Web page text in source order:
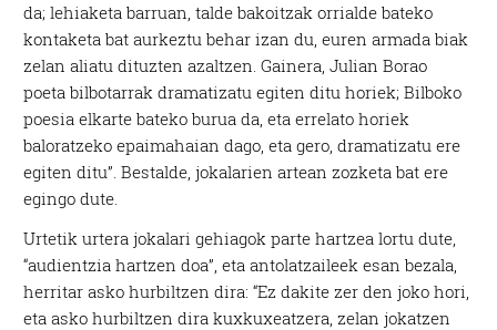
da; lehiaketa barruan, talde bakoitzak orrialde bateko
kontaketa bat aurkeztu behar izan du, euren armada biak
zelan aliatu dituzten azaltzen. Gainera, Julian Borao
poeta bilbotarrak dramatizatu egiten ditu horiek; Bilboko
poesia elkarte bateko burua da, eta errelato horiek
baloratzeko epaimahaian dago, eta gero, dramatizatu ere
egiten ditu”. Bestalde, jokalarien artean zozketa bat ere
egingo dute.
Urtetik urtera jokalari gehiagok parte hartzea lortu dute,
“audientzia hartzen doa”, eta antolatzaileek esan bezala,
herritar asko hurbiltzen dira: “Ez dakite zer den joko hori,
eta asko hurbiltzen dira kuxkuxeatzera, zelan jokatzen